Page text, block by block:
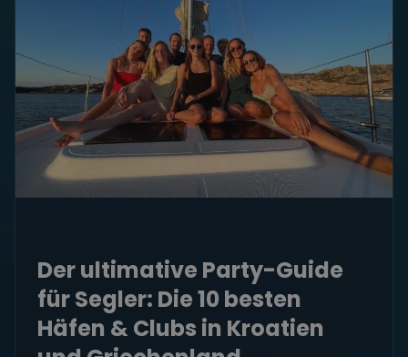
Der ultimative Party-Guide
für Segler: Die 10 besten
Häfen & Clubs in Kroatien